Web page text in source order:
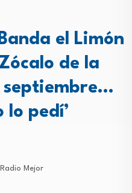
el Limón
de la
septiembre…
lo pedí’
Radio Mejor